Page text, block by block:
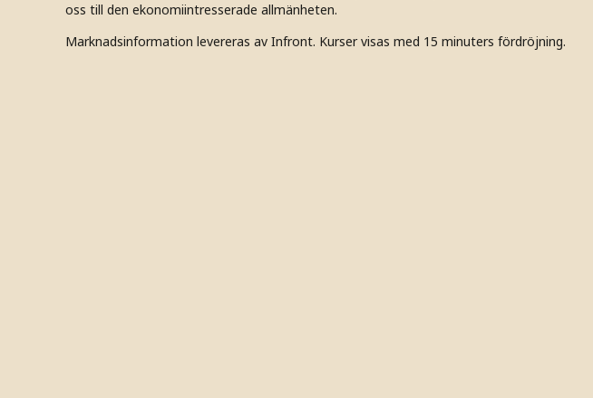
oss till den ekonomiintresserade allmänheten.
Marknadsinformation levereras av Infront. Kurser visas med 15 minuters fördröjning.